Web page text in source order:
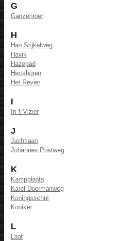
G
Ganzenroer
H
Han Stijkelweg
Havik
Hazepad
Hertshoren
Het Revier
I
In 't Vizier
J
Jachtlaan
Johannes Postweg
K
Kampplaats
Karel Doormanweg
Koningsschut
Kooiker
L
Laat